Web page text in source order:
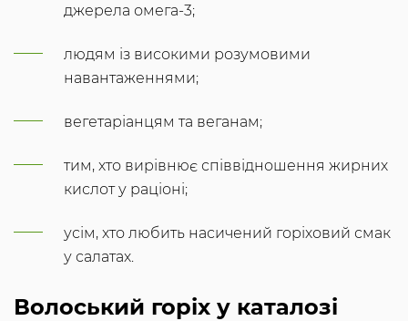
джерела омега-3;
людям із високими розумовими
навантаженнями;
вегетаріанцям та веганам;
тим, хто вирівнює співвідношення жирних
кислот у раціоні;
усім, хто любить насичений горіховий смак
у салатах.
Волоський горіх у каталозі